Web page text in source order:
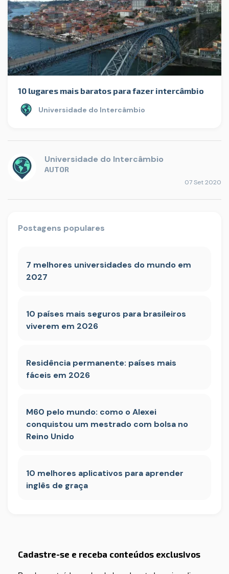
10 lugares mais baratos para fazer intercâmbio
Universidade do Intercâmbio
Universidade do Intercâmbio
AUTOR
07 Set 2020
Postagens populares
7 melhores universidades do mundo em
2027
10 países mais seguros para brasileiros
viverem em 2026
Residência permanente: países mais
fáceis em 2026
M60 pelo mundo: como o Alexei
conquistou um mestrado com bolsa no
Reino Unido
10 melhores aplicativos para aprender
inglês de graça
Cadastre-se e receba conteúdos exclusivos